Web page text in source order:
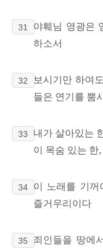
31
야훼님 영광은
하소서
32
보시기만 하여
들은 연기를 뿜
33
내가 살아있는
이 목숨 있는 한
34
이 노래를 기꺼
즐거우리이다
35
죄인들을 땅에